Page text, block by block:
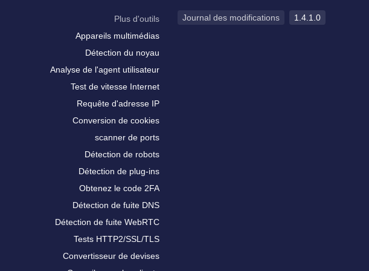
Plus d'outils
Appareils multimédias
Détection du noyau
Analyse de l'agent utilisateur
Test de vitesse Internet
Requête d'adresse IP
Conversion de cookies
scanner de ports
Détection de robots
Détection de plug-ins
Obtenez le code 2FA
Détection de fuite DNS
Détection de fuite WebRTC
Tests HTTP2/SSL/TLS
Convertisseur de devises
Journal des modifications 1.4.1.0